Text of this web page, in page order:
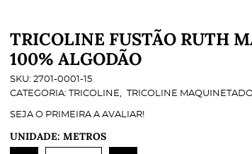
TRICOLINE FUSTÃO RUTH
100% ALGODÃO
SKU: 2701-0001-15
CATEGORIA: TRICOLINE TRICOLINE
SEJA O PRIMEIRA A AVALIAR!
UNIDADE: METROS